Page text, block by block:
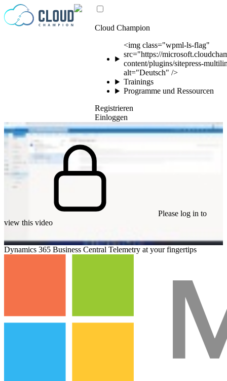
Zum Inhalt springen
Cloud Champion
<img class="wpml-ls-flag"
src="https://
content/plugins/sitepress-
alt="Deutsch" />
Trainings
Programme und Ressourcen
Registrieren
Einloggen
Please log in to
view this video
Dynamics 365 Business Central Telemetry at your fingertips